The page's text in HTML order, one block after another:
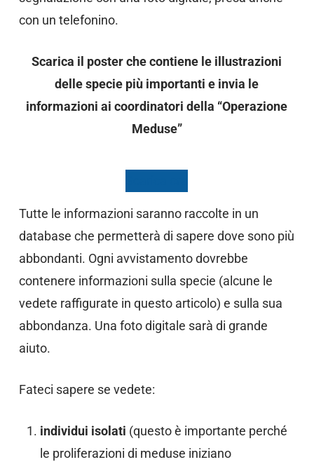
con un telefonino.
Scarica il poster che contiene le illustrazioni
delle specie più importanti e invia le
informazioni ai coordinatori della “Operazione
Meduse”
Tutte le informazioni saranno raccolte in un
database che permetterà di sapere dove sono più
abbondanti. Ogni avvistamento dovrebbe
contenere informazioni sulla specie (alcune le
vedete raffigurate in questo articolo) e sulla sua
abbondanza. Una foto digitale sarà di grande
aiuto.
Fateci sapere se vedete:
individui isolati (questo è importante perché
le proliferazioni di meduse iniziano